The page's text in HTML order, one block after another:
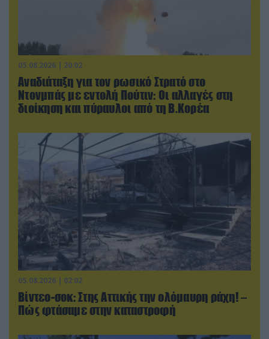
05.08.2026 | 20:02
Αναδιάταξη για τον ρωσικό Στρατό στο
Ντονμπάς με εντολή Πούτιν: Οι αλλαγές στη
διοίκηση και πύραυλοι από τη Β.Κορέα
05.08.2026 | 02:02
Βίντεο-σοκ: Στης Αττικής την ολόμαυρη ράχη! –
Πώς φτάσαμε στην καταστροφή